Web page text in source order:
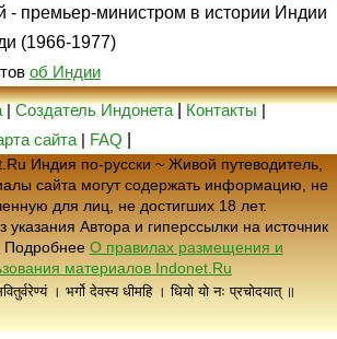
премьер-министром в истории Индии
(1966-1977)
об Индии
|Создатель Индонета|Контакты|
сайта | FAQ
Индия по-русски ~ Живой путеводитель,
сайта могут содержать информацию, не
для лиц, не достигших 18 лет.
Автора и гиперссылки на источник
О правилах размещения и
материалов Indonet.Ru
। भर्गो देवस्य धीमहि । धियो यो नः प्रचोदयात् ॥